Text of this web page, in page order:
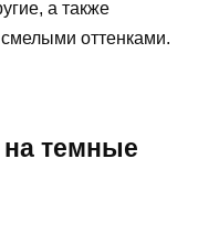
а также
оттенками.
темные